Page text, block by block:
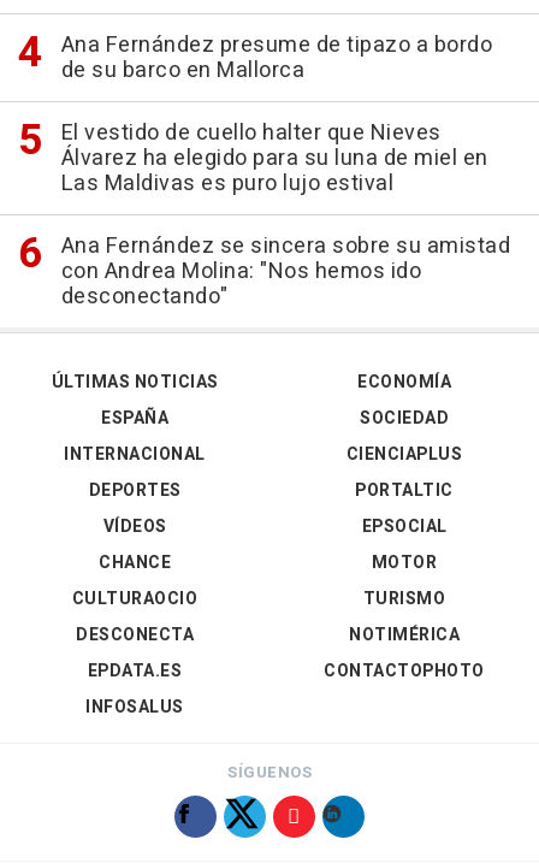
Ana Fernández presume de tipazo a bordo
de su barco en Mallorca
El vestido de cuello halter que Nieves
Álvarez ha elegido para su luna de miel en
Las Maldivas es puro lujo estival
Ana Fernández se sincera sobre su amistad
con Andrea Molina: "Nos hemos ido
desconectando"
ÚLTIMAS NOTICIAS
ESPAÑA
INTERNACIONAL
DEPORTES
VÍDEOS
ECONOMÍA
SOCIEDAD
CIENCIAPLUS
PORTALTIC
EPSOCIAL
CHANCE
CULTURAOCIO
DESCONECTA
EPDATA.ES
INFOSALUS
MOTOR
TURISMO
NOTIMÉRICA
CONTACTOPHOTO
SÍGUENOS